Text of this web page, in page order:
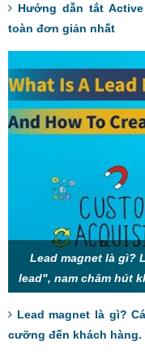
Hướng dẫn tắt
toàn đơn giản nhất
Lead magnet là gì?
lead", nam châm hút
Lead magnet là gì?
cưỡng đến khách hàng.